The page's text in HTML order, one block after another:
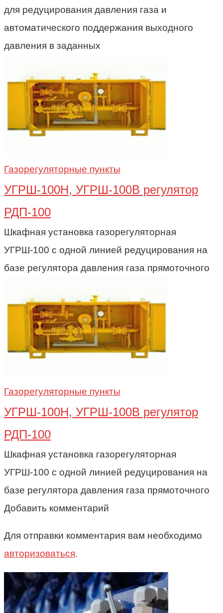
для редуцирования давления газа и
автоматического поддержания выходного
давления в заданных
Газорегуляторные пункты
УГРШ-100Н, УГРШ-100В регулятор
РДП-100
Шкафная установка газорегуляторная
УГРШ-100 с одной линией редуцирования на
базе регулятора давления газа прямоточного
Газорегуляторные пункты
УГРШ-100Н, УГРШ-100В регулятор
РДП-100
Шкафная установка газорегуляторная
УГРШ-100 с одной линией редуцирования на
базе регулятора давления газа прямоточного
Добавить комментарий
Для отправки комментария вам необходимо
авторизоваться.